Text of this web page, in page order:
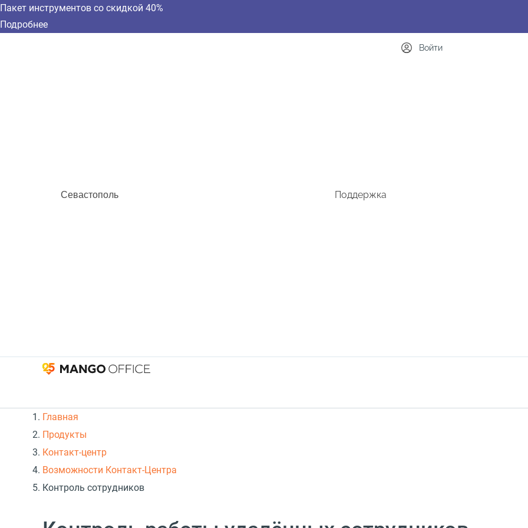
Пакет инструментов со скидкой 40%
Подробнее
Севастополь Поддержка
Войти
Главная
Продукты
Контакт-центр
Возможности Контакт-Центра
Контроль сотрудников